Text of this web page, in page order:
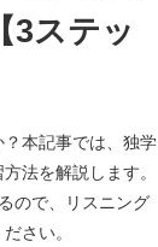
3ステッ
本記事では、独学
法を解説します。
ので、リスニング
さい。